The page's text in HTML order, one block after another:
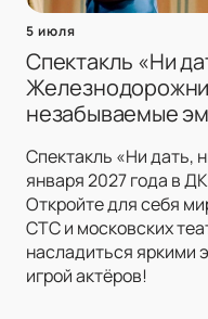
5 июля
Спектакль «Ни
незабываемые
Спектакль «Ни дать,
января 2027 года в
Откройте для себя
СТС и московских
насладиться яркими
игрой актёров!